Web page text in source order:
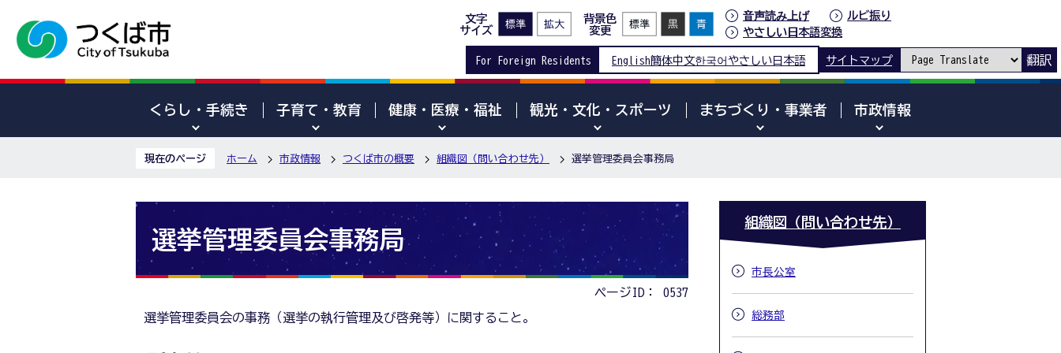
文字
サイズ
背景色
変更
音声読み上げ
ルビ振り
やさしい日本語変換
For Foreign Residents English簡体中文한국어 やさしい日本語 サイトマップ 翻訳
くらし・手続き 子育て・教育 健康・医療・福祉 観光・文化・スポーツ まちづくり・事業者 市政情報
現在のページ ホーム 市政情報 つくば市の概要 組織図（問い合わせ先） 選挙管理委員会事務局
選挙管理委員会事務局
ページID：
0537
選挙管理委員会の事務（選挙の執行管理及び啓発等）に関すること。
組織図（問い合わせ先）
市長公室
総務部